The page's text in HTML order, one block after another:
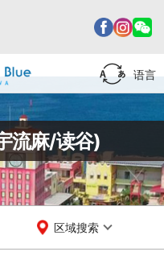
语言
区域搜索
流麻/读谷)